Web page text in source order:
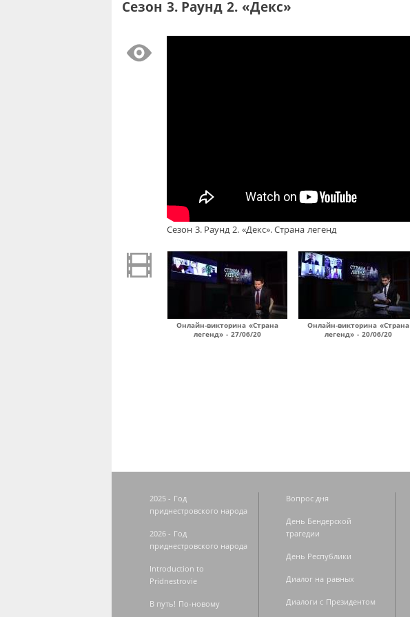
Сезон 3. Раунд 2. «Декс»
Сезон 3. Раунд 2. «Декс». Страна легенд
Онлайн-викторина «Страна
легенд» - 27/06/20
Онлайн-викторина «Страна
легенд» - 20/06/20
2025 - Год
приднестровского народа
2026 - Год
приднестровского народа
Introduction to
Pridnestrovie
В путь! По-новому
Вопрос дня
День Бендерской
трагедии
День Республики
Диалог на равных
Диалоги с Президентом